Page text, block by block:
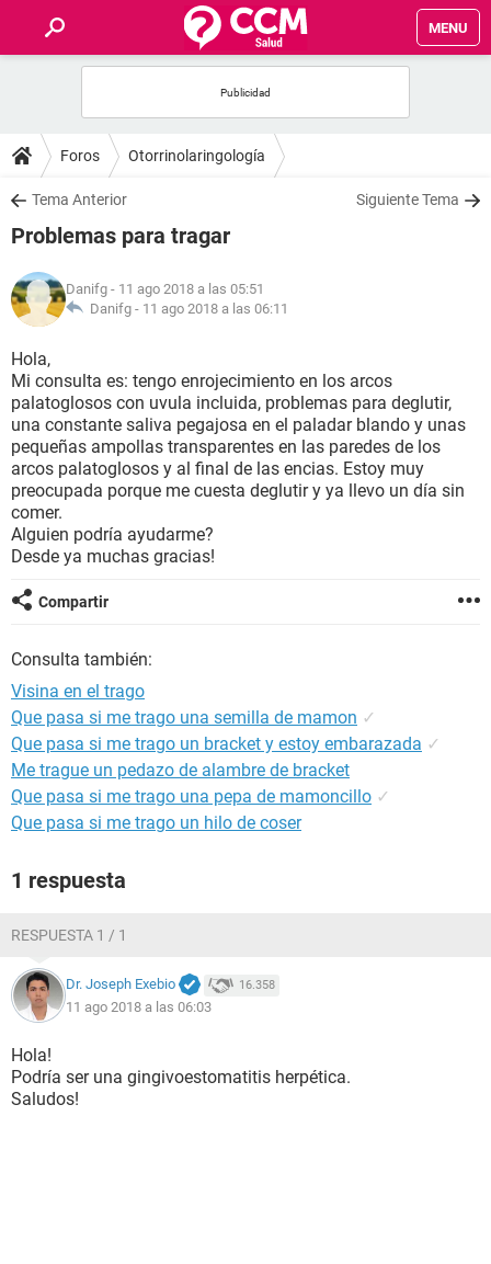
MENU
FOROS
SALUD
NUTRICIÓN
BIENESTAR
SEXUALIDAD
GLOSARIO
Foros Otorrinolaringología
Tema Anterior Siguiente Tema
Problemas para tragar
Danifg - 11 ago 2018 a las 05:51
Danifg - 11 ago 2018 a las 06:11
Hola,
Mi consulta es: tengo enrojecimiento en los arcos
palatoglosos con uvula incluida, problemas para deglutir,
una constante saliva pegajosa en el paladar blando y unas
pequeñas ampollas transparentes en las paredes de los
arcos palatoglosos y al final de las encias. Estoy muy
preocupada porque me cuesta deglutir y ya llevo un día sin
comer.
Alguien podría ayudarme?
Desde ya muchas gracias!
Compartir
Consulta también:
Visina en el trago
Que pasa si me trago una semilla de mamon ✓
Que pasa si me trago un bracket y estoy embarazada ✓
Me trague un pedazo de alambre de bracket
Que pasa si me trago una pepa de mamoncillo ✓
Que pasa si me trago un hilo de coser
1 respuesta
RESPUESTA 1 / 1
Dr. Joseph Exebio 16.358
11 ago 2018 a las 06:03
Hola!
Podría ser una gingivoestomatitis herpética.
Saludos!